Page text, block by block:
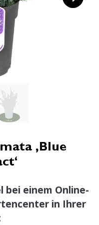
‚Blue
bei einem Online-
in Ihrer